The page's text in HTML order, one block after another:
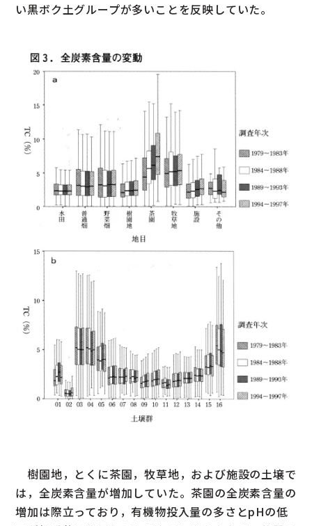
い黒ボク土グループが多いことを反映していた。
樹園地，とくに茶園，牧草地，および施設の土壌で
は，全炭素含量が増加していた。茶園の全炭素含量の
増加は際立っており，有機物投入量の多さとpHの低